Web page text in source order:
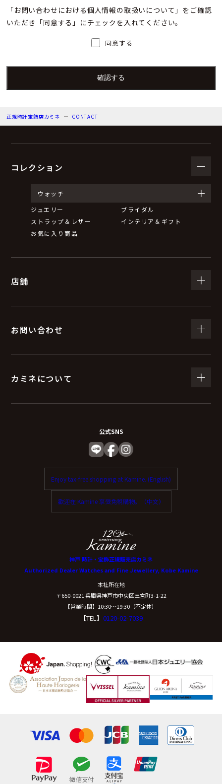
株式会社カミネ
人）の氏名又は職名、所属及び連絡先
個人情報保護管理者：上根 彩
（３）個人情報の利用目的
弊社からのお知らせ等の情報をお送りするため。
（４）個人情報の第三者提供について
取得した個人情報は、法令等による場合を除いて第三者
に提供することはありません。
（５）個人情報の取扱いの委託について
取得した個人情報の取扱いの全部又は一部を委託するこ
置にて個人情報の取扱いを行っている企業を選定し、委
果
個人情報を与えることは任意です。
は、お問い合わせ内容に回答できない可能性がありま
（７）保有個人データの開示等および問い合わ
せ窓口について
ご本人からの求めにより、当社が保有する保有個人デー
たは削除、利用停止、消去、第三者提供の停止および第
三者提供記録の開示（以下、開示等という）に応じま
開示等に応ずる窓口は、下記「当社の個人情報の取扱い
に関する苦情、相談等の問合せ先」を参照してくださ
（８）本人が容易に認識できない方法による個
クッキーやウェブビーコン等を用いるなどして、本人が
容易に認識できない方法による個人情報の取得は行って
おりません。
取得した個人情報については、漏洩、減失または毀損の
防止と是正、その他個人情報の安全管理のために必要か
つ適切な措置を講じます。
「お問い合わせにおける個人情報の取扱いについて」をご確認
いただき「同意する」にチェックを入れてください。
同意する
正規時計宝飾店カミネ CONTACT
コレクション
ウォッチ
ジュエリー
ブライダル
ストラップ＆レザー
インテリア＆ギフト
お気に入り商品
店舗
お問い合わせ
カミネについて
公式SNS
Enjoy tax-free shopping at Kamine. (English)
歡迎在 Kamine 享受免稅購物。（中文）
神戸 時計・宝飾正規販売店カミネ
Authorized Dealer Watches and Fine Jewellery, Kobe Kamine
本社所在地
〒650-0021 兵庫県神戸市中央区三宮町3-1-22
【営業時間】10:30〜19:30（不定休）
【TEL】 0120-02-7039